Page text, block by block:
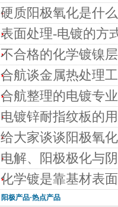
硬质阳极氧化是什
表面处理-电镀的方
不合格的化学镀镍
合航谈金属热处理
合航整理的电镀专
电镀锌耐指纹板的
给大家谈谈阳极氧
电解、阳极极化与
化学镀是靠基材表
阳极产品·热点产品